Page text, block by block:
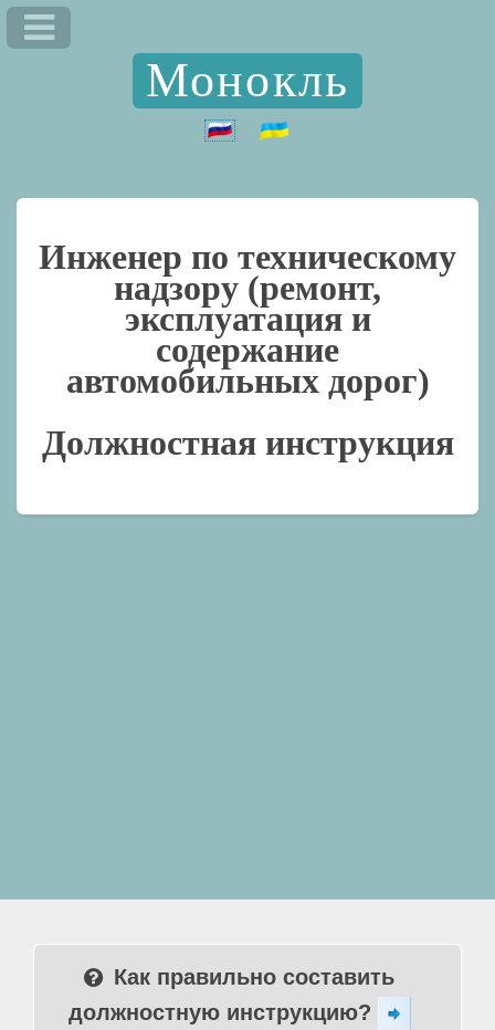
Монокль
Инженер по техническому
надзору (ремонт,
эксплуатация и
содержание
автомобильных дорог)
Должностная инструкция
Как правильно составить
должностную инструкцию?